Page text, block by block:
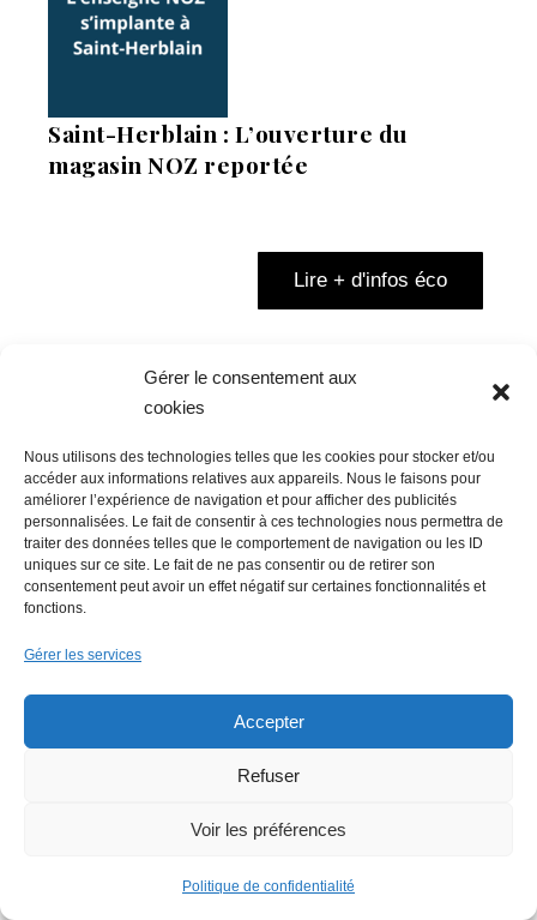
Gérer le consentement aux
cookies
Nous utilisons des technologies telles que les cookies pour stocker et/ou
accéder aux informations relatives aux appareils. Nous le faisons pour
améliorer l’expérience de navigation et pour afficher des publicités
personnalisées. Le fait de consentir à ces technologies nous permettra de
traiter des données telles que le comportement de navigation ou les ID
uniques sur ce site. Le fait de ne pas consentir ou de retirer son
consentement peut avoir un effet négatif sur certaines fonctionnalités et
fonctions.
Gérer les services
Accepter
Refuser
Voir les préférences
Politique de confidentialité
Saint-Herblain : L’ouverture du
magasin NOZ reportée
Lire + d'infos éco